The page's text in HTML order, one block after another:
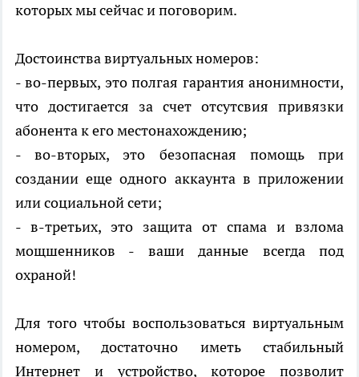
которых мы сейчас и поговорим.
Достоинства виртуальных номеров:
- во-первых, это полгая гарантия анонимности,
что достигается за счет отсутсвия привязки
абонента к его местонахождению;
- во-вторых, это безопасная помощь при
создании еще одного аккаунта в приложении
или социальной сети;
- в-третьих, это защита от спама и взлома
мощшенников - ваши данные всегда под
охраной!
Для того чтобы воспользоваться виртуальным
номером, достаточно иметь стабильный
Интернет и устройство, которое позволит